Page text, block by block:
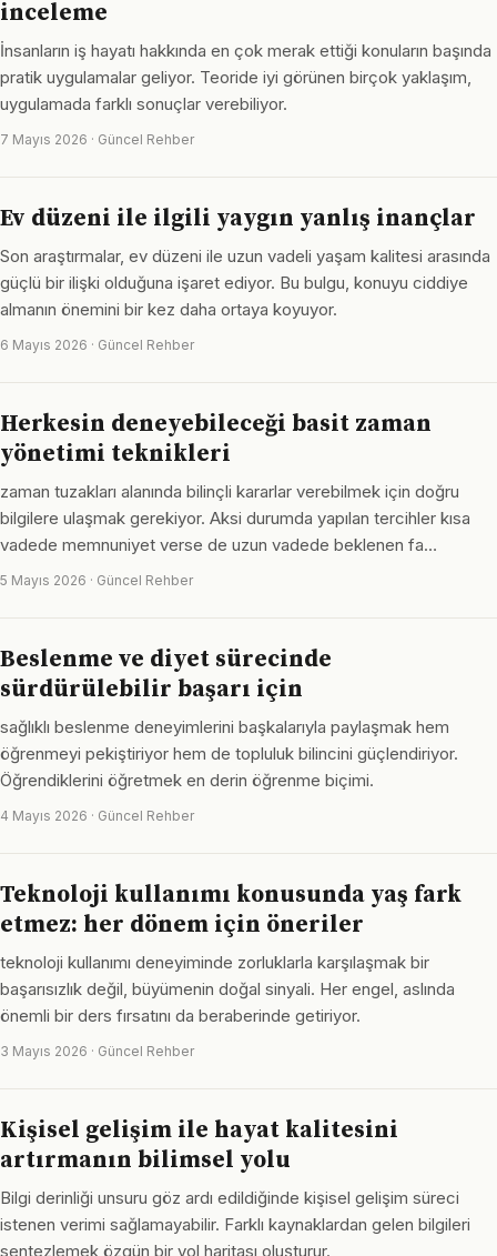
inceleme
İnsanların iş hayatı hakkında en çok merak ettiği konuların başında
pratik uygulamalar geliyor. Teoride iyi görünen birçok yaklaşım,
uygulamada farklı sonuçlar verebiliyor.
7 Mayıs 2026 · Güncel Rehber
Ev düzeni ile ilgili yaygın yanlış inançlar
Son araştırmalar, ev düzeni ile uzun vadeli yaşam kalitesi arasında
güçlü bir ilişki olduğuna işaret ediyor. Bu bulgu, konuyu ciddiye
almanın önemini bir kez daha ortaya koyuyor.
6 Mayıs 2026 · Güncel Rehber
Herkesin deneyebileceği basit zaman
yönetimi teknikleri
zaman tuzakları alanında bilinçli kararlar verebilmek için doğru
bilgilere ulaşmak gerekiyor. Aksi durumda yapılan tercihler kısa
vadede memnuniyet verse de uzun vadede beklenen fa…
5 Mayıs 2026 · Güncel Rehber
Beslenme ve diyet sürecinde
sürdürülebilir başarı için
sağlıklı beslenme deneyimlerini başkalarıyla paylaşmak hem
öğrenmeyi pekiştiriyor hem de topluluk bilincini güçlendiriyor.
Öğrendiklerini öğretmek en derin öğrenme biçimi.
4 Mayıs 2026 · Güncel Rehber
Teknoloji kullanımı konusunda yaş fark
etmez: her dönem için öneriler
teknoloji kullanımı deneyiminde zorluklarla karşılaşmak bir
başarısızlık değil, büyümenin doğal sinyali. Her engel, aslında
önemli bir ders fırsatını da beraberinde getiriyor.
3 Mayıs 2026 · Güncel Rehber
Kişisel gelişim ile hayat kalitesini
artırmanın bilimsel yolu
Bilgi derinliği unsuru göz ardı edildiğinde kişisel gelişim süreci
istenen verimi sağlamayabilir. Farklı kaynaklardan gelen bilgileri
sentezlemek özgün bir yol haritası oluşturur.